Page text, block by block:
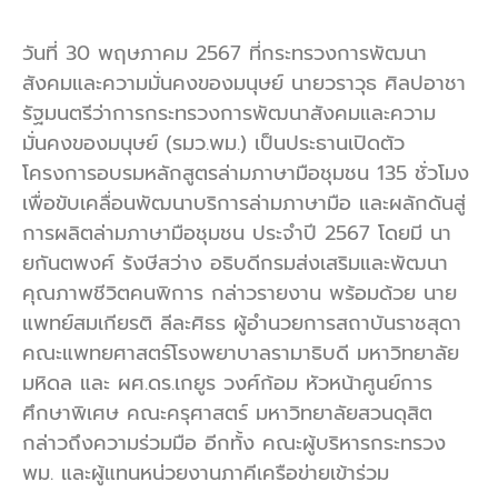
วันที่ 30 พฤษภาคม 2567 ที่กระทรวงการพัฒนา
สังคมและความมั่นคงของมนุษย์ นายวราวุธ ศิลปอาชา
รัฐมนตรีว่าการกระทรวงการพัฒนาสังคมและความ
มั่นคงของมนุษย์ (รมว.พม.) เป็นประธานเปิดตัว
โครงการอบรมหลักสูตรล่ามภาษามือชุมชน 135 ชั่วโมง
เพื่อขับเคลื่อนพัฒนาบริการล่ามภาษามือ และผลักดันสู่
การผลิตล่ามภาษามือชุมชน ประจำปี 2567 โดยมี นา
ยกันตพงศ์ รังษีสว่าง อธิบดีกรมส่งเสริมและพัฒนา
คุณภาพชีวิตคนพิการ กล่าวรายงาน พร้อมด้วย นาย
แพทย์สมเกียรติ ลีละศิธร ผู้อำนวยการสถาบันราชสุดา
คณะแพทยศาสตร์โรงพยาบาลรามาธิบดี มหาวิทยาลัย
มหิดล และ ผศ.ดร.เกยูร วงศ์ก้อม หัวหน้าศูนย์การ
ศึกษาพิเศษ คณะครุศาสตร์ มหาวิทยาลัยสวนดุสิต
กล่าวถึงความร่วมมือ อีกทั้ง คณะผู้บริหารกระทรวง
พม. และผู้แทนหน่วยงานภาคีเครือข่ายเข้าร่วม